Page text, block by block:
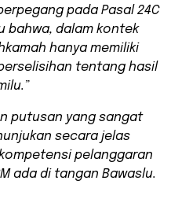
pada Pasal 24C
bahwa, dalam kontek
hanya memiliki
tentang hasil
putusan yang sangat
secara jelas
pelanggaran
ada di tangan Bawaslu.